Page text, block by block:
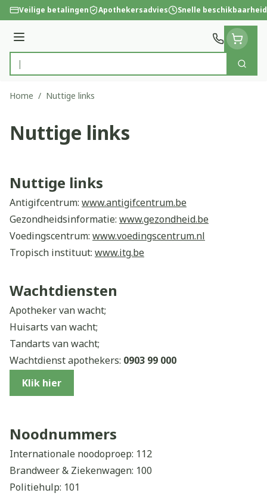
Ga naar de inhoud
Veilige betalingen Apothekersadvies Snelle beschikbaarheid
Menu
Product, merk, categorie...
Zoek
Home / Nuttige links
Nuttige links
Nuttige links
Antigifcentrum: www.antigifcentrum.be
Gezondheidsinformatie: www.gezondheid.be
Voedingscentrum: www.voedingscentrum.nl
Tropisch instituut: www.itg.be
Bijsluiters:www.e-compendium.be
Wachtdiensten
Apotheker van wacht;
Huisarts van wacht;
Tandarts van wacht;
Wachtdienst apothekers: 0903 99 000
Klik hier
Noodnummers
Internationale noodoproep: 112
Brandweer & Ziekenwagen: 100
Politiehulp: 101